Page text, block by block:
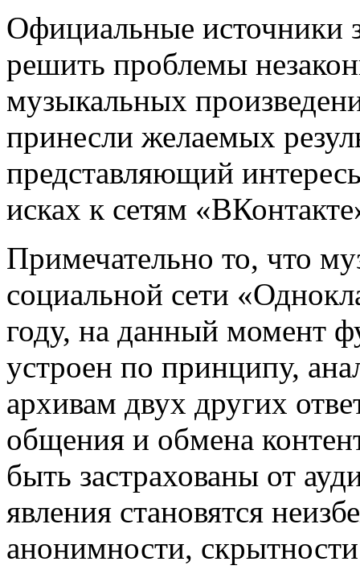
Официальные источники
решить проблемы
музыкальных
принесли желаемых
представляющий
исках к сетям
Примечательно то, что
социальной сети
году, на данный момент
устроен по принципу,
архивам двух других
общения и обмена
быть застрахованы от
явления становятся
анонимности,